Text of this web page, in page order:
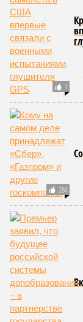
1
284